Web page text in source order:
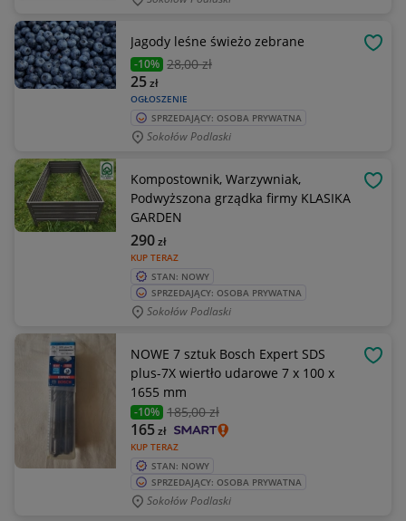
Jagody leśne świeżo zebrane
-10% 28,00 zł
OGŁOSZENIE
25zł
SPRZEDAJĄCY: OSOBA PRYWATNA
Sokołów Podlaski
Kompostownik, Warzywniak,
Podwyższona grządka firmy KLASIKA
GARDEN
KUP TERAZ
290zł
STAN: NOWY
SPRZEDAJĄCY: OSOBA PRYWATNA
Sokołów Podlaski
NOWE 7 sztuk Bosch Expert SDS
plus-7X wiertło udarowe 7 x 100 x
1655 mm
-10% 185,00 zł
KUP TERAZ
165zł
STAN: NOWY
SPRZEDAJĄCY: OSOBA PRYWATNA
Sokołów Podlaski